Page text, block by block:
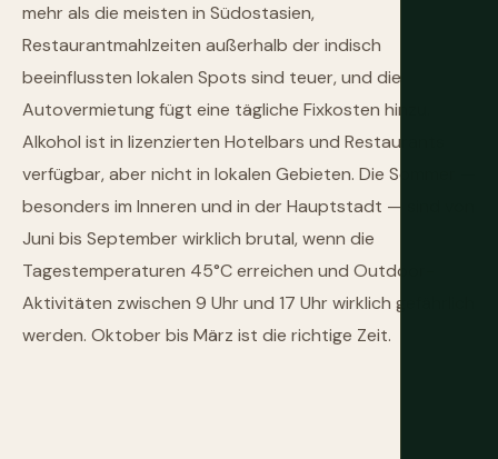
mehr als die meisten in Südostasien,
Restaurantmahlzeiten außerhalb der indisch
beeinflussten lokalen Spots sind teuer, und die
Autovermietung fügt eine tägliche Fixkosten hinzu.
Alkohol ist in lizenzierten Hotelbars und Restaurants
verfügbar, aber nicht in lokalen Gebieten. Die Sommer —
besonders im Inneren und in der Hauptstadt — sind von
Juni bis September wirklich brutal, wenn die
Tagestemperaturen 45°C erreichen und Outdoor-
Aktivitäten zwischen 9 Uhr und 17 Uhr wirklich gefährlich
werden. Oktober bis März ist die richtige Zeit.